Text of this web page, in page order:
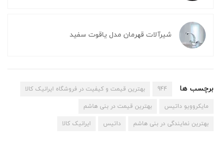
شیرآلات قهرمان مدل یاقوت سفید
برچسب ها 944 بهترین قیمت و کیفیت در فروشگاه ایرانیک کالا
مایکروویو داتیس بهترین قیمت در بنی هاشم
بهترین نمایندگی در بنی هاشم داتیس ایرانیک کالا